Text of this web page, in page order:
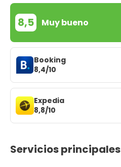
8,5 Muy bueno
Booking
8,4/10
Expedia
8,8/10
Servicios principales